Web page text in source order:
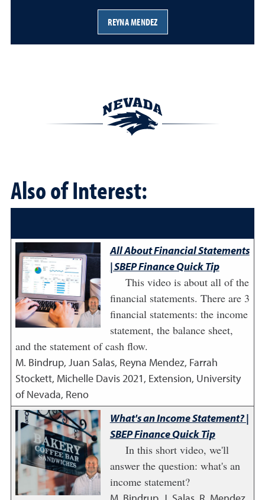
REYNA MENDEZ
Also of Interest:
All About Financial Statements
| SBEP Finance Quick Tip
This video is about all of the
financial statements. There are 3
financial statements: the income
statement, the balance sheet,
and the statement of cash flow.
M. Bindrup, Juan Salas, Reyna Mendez, Farrah
Stockett, Michelle Davis2021, Extension, University
of Nevada, Reno
What's an Income Statement? |
SBEP Finance Quick Tip
In this short video, we'll
answer the question: what's an
income statement?